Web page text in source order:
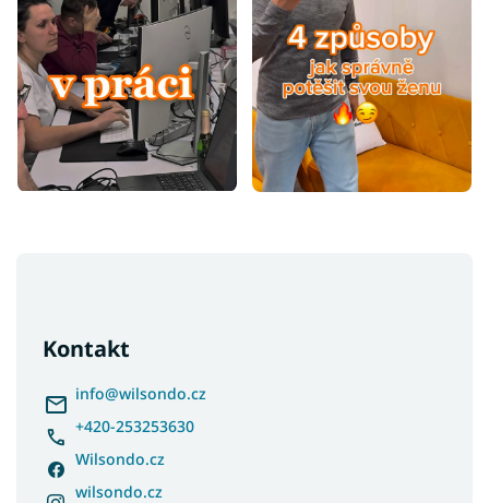
Kontakt
info@wilsondo.cz
+420-253253630
Wilsondo.cz
wilsondo.cz